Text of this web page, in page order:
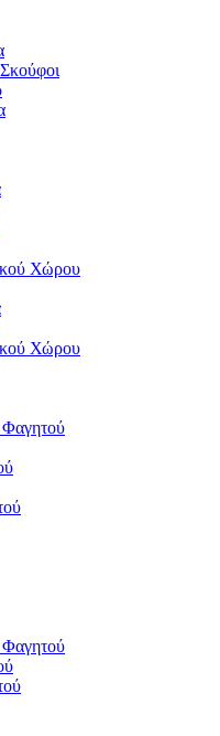
Χώρου
Χώρου
Φαγητού
Φαγητού